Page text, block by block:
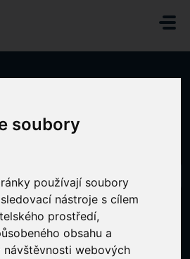
soubory
používají soubory
nástroje s cílem
prostředí,
obsahu a
návštěvnosti webových
- IS L3
Duben v 10:34 DOPOLEDNE